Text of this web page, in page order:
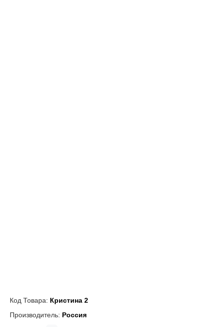
Код Товара: Кристина 2
Производитель: Россия